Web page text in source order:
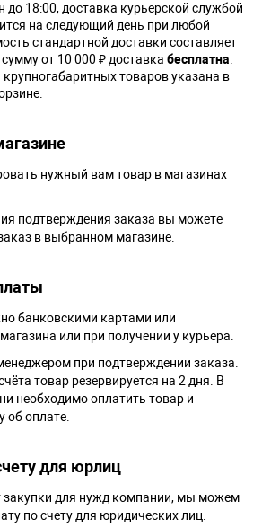
до 18:00, доставка курьерской службой
на следующий день при любой
стандартной доставки составляет
от 10 000 ₽ доставка бесплатна
товаров указана в
нужный вам товар в магазинах
подтверждения заказа вы можете
в выбранном магазине.
банковскими картами или
или при получении у курьера.
при подтверждении заказа.
товар резервируется на 2 дня. В
необходимо оплатить товар и
об оплате.
для юрлиц
закупки для нужд компании, мы можем
по счету для юридических лиц.